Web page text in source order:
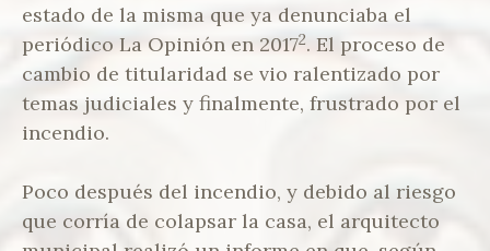
estado de la misma que ya denunciaba el
periódico La Opinión en 20172. El proceso de
cambio de titularidad se vio ralentizado por
temas judiciales y finalmente, frustrado por el
incendio.
Poco después del incendio, y debido al riesgo
que corría de colapsar la casa, el arquitecto